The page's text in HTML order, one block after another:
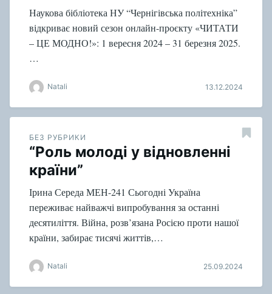
Наукова бібліотека НУ “Чернігівська політехніка”
відкриває новий сезон онлайн-проєкту «ЧИТАТИ
– ЦЕ МОДНО!»: 1 вересня 2024 – 31 березня 2025.
…
Natali 13.12.2024
БЕЗ РУБРИКИ
“Роль молоді у відновленні
країни”
Ірина Середа МЕН-241 Сьогодні Україна
переживає найважчі випробування за останні
десятиліття. Війна, розв’язана Росією проти нашої
країни, забирає тисячі життів,…
Natali 25.09.2024